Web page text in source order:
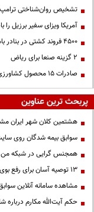
تشخیص روان‌شناختی
آمریکا ویزای سفیر برزیل را
۴۵۰۰ فروند کشتی در بنادر باهنر و شرق هرمزگان پهلو گرفتند
۲ گزینه صنعا برای ریاض
صادرات ۱۵ محصول کشاورزی آزاد شد
پربحث ترین عناوین
هشتمین کلان شهر
سوابق بیمه شدگان روی
همجنس گرایی در شبکه من
13 توصیه آسان برای رفع بوی بد دهان
مشاهده سامانه آنلاين
حكم آيت‌الله مكارم درباره